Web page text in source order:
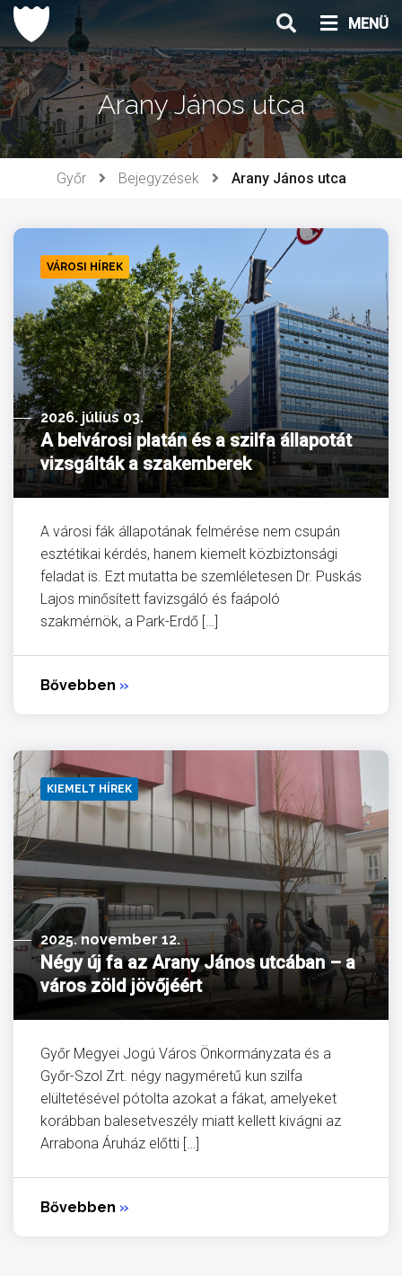
Ugrás
tartalomhoz
MENÜ
Arany János utca
Győr Bejegyzések Arany János utca
VÁROSI HÍREK
2026. július 03.
A belvárosi platán és a szilfa állapotát
vizsgálták a szakemberek
A városi fák állapotának felmérése nem csupán
esztétikai kérdés, hanem kiemelt közbiztonsági
feladat is. Ezt mutatta be szemléletesen Dr. Puskás
Lajos minősített favizsgáló és faápoló
szakmérnök, a Park-Erdő […]
Bővebben »
KIEMELT HÍREK
2025. november 12.
Négy új fa az Arany János utcában – a
város zöld jövőjéért
Győr Megyei Jogú Város Önkormányzata és a
Győr-Szol Zrt. négy nagyméretű kun szilfa
elültetésével pótolta azokat a fákat, amelyeket
korábban balesetveszély miatt kellett kivágni az
Arrabona Áruház előtti […]
Bővebben »